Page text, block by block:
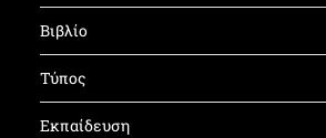
Βιβλίο
Τύπος
Εκπαίδευση